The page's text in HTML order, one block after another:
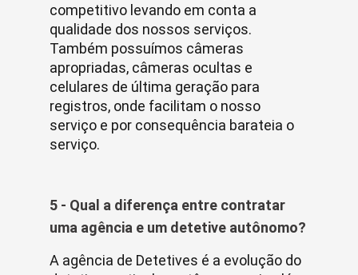
competitivo levando em conta a
qualidade dos nossos serviços.
Também possuímos câmeras
apropriadas, câmeras ocultas e
celulares de última geração para
registros, onde facilitam o nosso
serviço e por consequência barateia o
serviço.
5 - Qual a diferença entre contratar
uma agência e um detetive autônomo?
A agência de Detetives é a evolução do